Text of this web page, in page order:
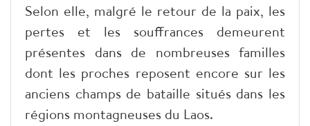
Selon elle, malgré le retour de la paix, les
pertes et les souffrances demeurent
présentes dans de nombreuses familles
dont les proches reposent encore sur les
anciens champs de bataille situés dans les
régions montagneuses du Laos.